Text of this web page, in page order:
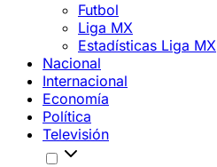
Futbol
Liga MX
Estadísticas Liga MX
Nacional
Internacional
Economía
Política
Televisión